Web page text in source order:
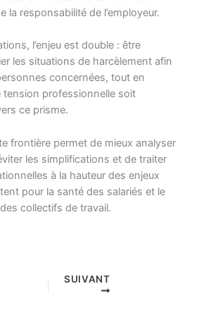
la responsabilité de l’employeur.
l’enjeu est double : être
les situations de harcèlement afin
concernées, tout en
tension professionnelle soit
ce prisme.
frontière permet de mieux analyser
les simplifications et de traiter
à la hauteur des enjeux
pour la santé des salariés et le
collectifs de travail.
SUIVANT